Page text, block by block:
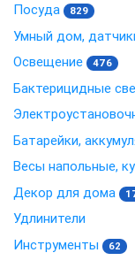
Посуда 829
Умный дом,
Освещение 476
Бактерицидные
Батарейки,
Весы напольные,
Декор для дома
Удлинители
Инструменты
62